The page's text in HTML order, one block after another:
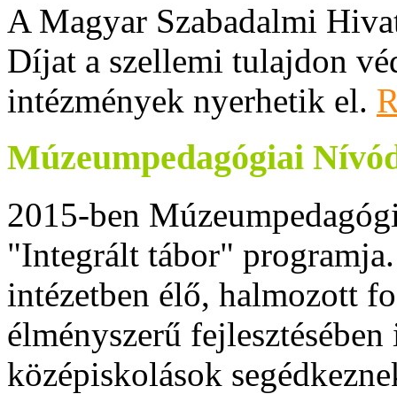
A Magyar Szabadalmi
Díjat a szellemi tulajdon
intézmények nyerhetik el.
Múzeumpedagógiai
2015-ben
"Integrált tábor"
intézetben élő, halmozott
élményszerű
középiskolások